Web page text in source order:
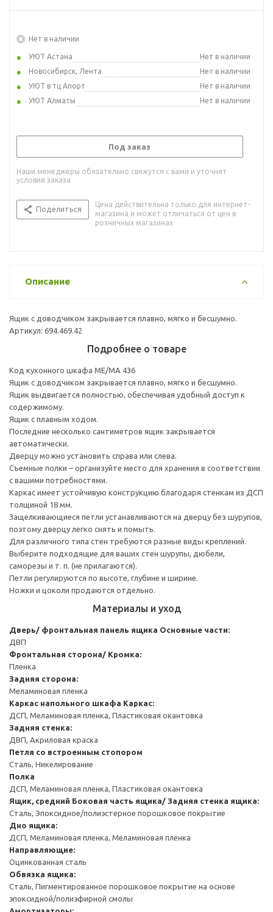
Нет в наличии
УЮТ Астана
Нет в наличии
Новосибирск, Лента
Нет в наличии
УЮТ в тц Апорт
Нет в наличии
УЮТ Алматы
Нет в наличии
Под заказ
Наши менеджеры обязательно свяжутся с вами и уточнят
условия заказа
Поделиться
Цена действительна только для интернет-
магазина и может отличаться от цен в
розничных магазинах
Описание
Ящик с доводчиком закрывается плавно, мягко и бесшумно.
Артикул: 694.469.42
Подробнее о товаре
Код кухонного шкафа ME/MA 436
Ящик с доводчиком закрывается плавно, мягко и бесшумно.
Ящик выдвигается полностью, обеспечивая удобный доступ к
содержимому.
Ящик с плавным ходом.
Последние несколько сантиметров ящик закрывается
автоматически.
Дверцу можно установить справа или слева.
Съемные полки – организуйте место для хранения в соответствии
с вашими потребностями.
Каркас имеет устойчивую конструкцию благодаря стенкам из ДСП
толщиной 18 мм.
Защелкивающиеся петли устанавливаются на дверцу без шурупов,
поэтому дверцу легко снять и помыть.
Для различного типа стен требуются разные виды креплений.
Выберите подходящие для ваших стен шурупы, дюбели,
саморезы и т. п. (не прилагаются).
Петли регулируются по высоте, глубине и ширине.
Ножки и цоколи продаются отдельно.
Материалы и уход
Дверь/ фронтальная панель ящика Основные части:
ДВП
Фронтальная сторона/ Кромка:
Пленка
Задняя сторона:
Меламиновая пленка
Каркас напольного шкафа Каркас:
ДСП, Меламиновая пленка, Пластиковая окантовка
Задняя стенка:
ДВП, Акриловая краска
Петля со встроенным стопором
Сталь, Никелирование
Полка
ДСП, Меламиновая пленка, Пластиковая окантовка
Ящик, средний Боковая часть ящика/ Задняя стенка ящика:
Сталь, Эпоксидное/полиэстерное порошковое покрытие
Дно ящика:
ДСП, Меламиновая пленка, Меламиновая пленка
Направляющие:
Оцинкованная сталь
Обвязка ящика:
Сталь, Пигментированное порошковое покрытие на основе
эпоксидной/полиэфирной смолы